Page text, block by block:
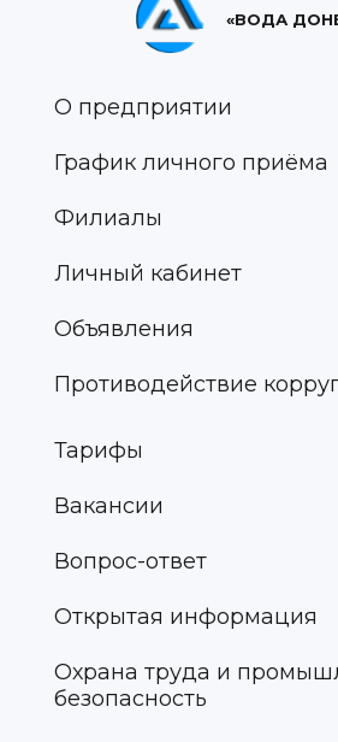
«ВОДА
О предприятии
График личного приёма
Филиалы
Личный кабинет
Объявления
Противодействие
Тарифы
Вакансии
Вопрос-ответ
Открытая информация
Охрана труда и
безопасность